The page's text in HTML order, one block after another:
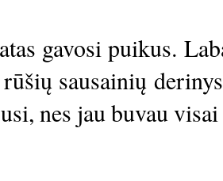
gavosi puikus.
sausainių
nes jau buvau